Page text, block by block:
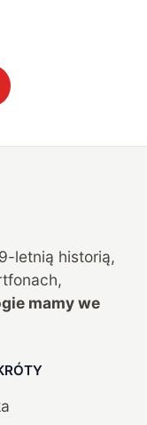
-letnią historią,
mamy we